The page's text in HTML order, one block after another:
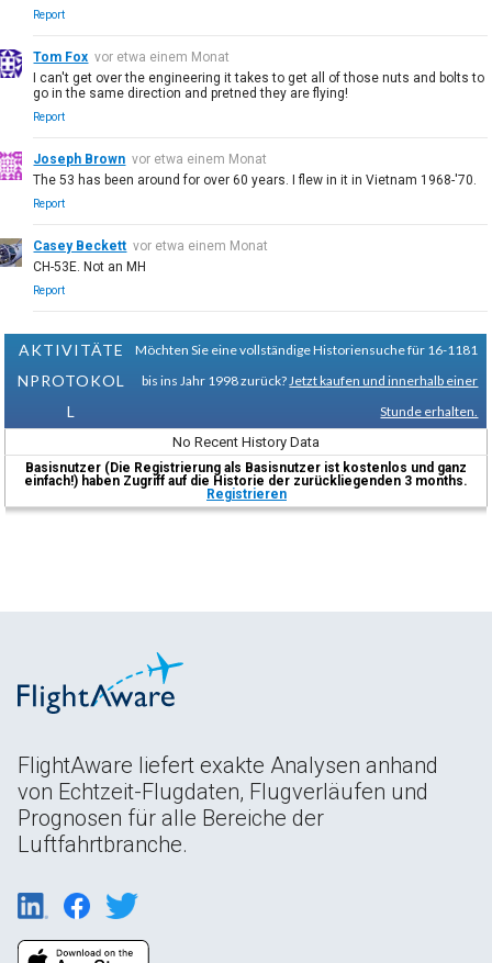
Report
Tom Fox vor etwa einem Monat
I can't get over the engineering it takes to get all of those nuts and bolts to
go in the same direction and pretned they are flying!
Report
Joseph Brown vor etwa einem Monat
The 53 has been around for over 60 years. I flew in it in Vietnam 1968-'70.
Report
Casey Beckett vor etwa einem Monat
CH-53E. Not an MH
Report
AKTIVITÄTE
NPROTOKOL
L
Möchten Sie eine vollständige Historiensuche für 16-1181
bis ins Jahr 1998 zurück? Jetzt kaufen und innerhalb einer
Stunde erhalten.
No Recent History Data
Basisnutzer (Die Registrierung als Basisnutzer ist kostenlos und ganz
einfach!) haben Zugriff auf die Historie der zurückliegenden 3 months.
Registrieren
FlightAware liefert exakte Analysen anhand
von Echtzeit-Flugdaten, Flugverläufen und
Prognosen für alle Bereiche der
Luftfahrtbranche.